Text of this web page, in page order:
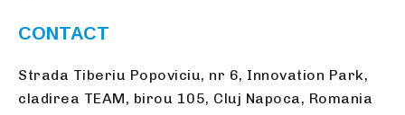
CONTACT
Strada Tiberiu Popoviciu, nr 6, Innovation Park,
cladirea TEAM, birou 105, Cluj Napoca, Romania